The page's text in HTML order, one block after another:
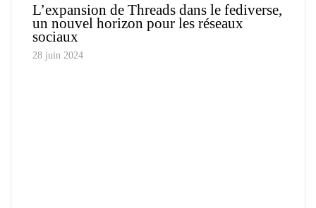
L’expansion de Threads dans le fediverse,
un nouvel horizon pour les réseaux
sociaux
28 juin 2024